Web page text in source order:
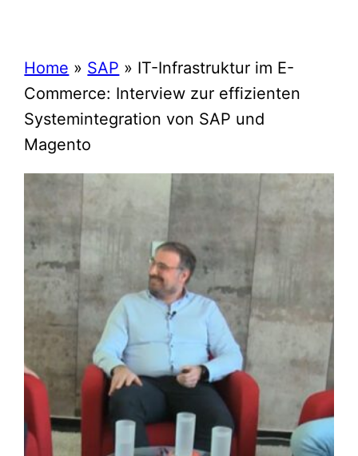
Home » SAP » IT-Infrastruktur im E-
Commerce: Interview zur effizienten
Systemintegration von SAP und
Magento